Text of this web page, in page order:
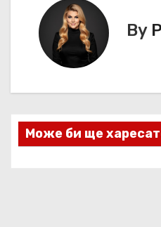
ц
и
By
Може би ще